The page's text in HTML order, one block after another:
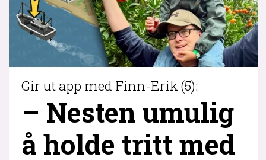
Gir ut app med Finn-Erik (5):
– Nesten umulig
å holde tritt med